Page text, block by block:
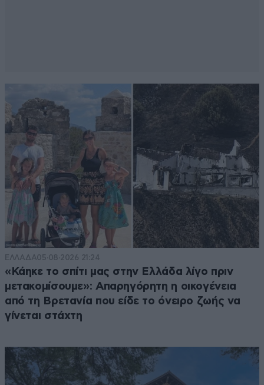
ΕΛΛΑΔΑ05·08·2026 21:24
«Κάηκε το σπίτι μας στην Ελλάδα λίγο πριν
μετακομίσουμε»: Απαρηγόρητη η οικογένεια
από τη Βρετανία που είδε το όνειρο ζωής να
γίνεται στάχτη